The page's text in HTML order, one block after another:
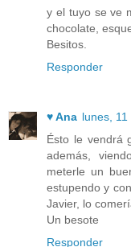
y el tuyo se ve
chocolate,
Besitos.
Responder
♥ Ana lunes,
Ésto le vendrá
además,
meterle un
estupendo y
Javier, lo
Un besote
Responder